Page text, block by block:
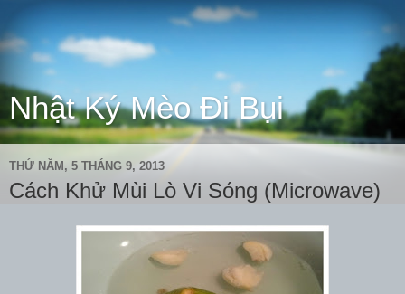
Nhật Ký Mèo Đi Bụi
THỨ NĂM, 5 THÁNG 9, 2013
Cách Khử Mùi Lò Vi Sóng (Microwave)